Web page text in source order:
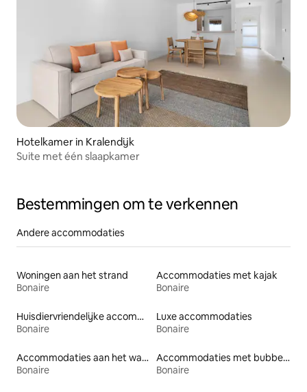
Hotelkamer in Kralendijk
Suite met één slaapkamer
Bestemmingen om te verkennen
Andere accommodaties
Woningen aan het strand
Bonaire
Accommodaties met kajak
Bonaire
Huisdiervriendelijke accommodaties
Bonaire
Luxe accommodaties
Bonaire
Accommodaties aan het water
Bonaire
Accommodaties met bubbelbad
Bonaire